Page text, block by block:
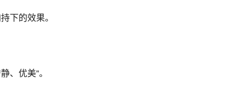
下的效果。
、优美”。